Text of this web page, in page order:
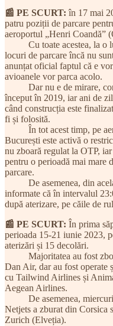
📰 PE SCURT:în 17 mai
patru poziții de parcare
aeroportul „Henri Coandă”
Cu toate acestea, la o
locuri de parcare încă nu
anunțat oficial faptul că e
avioanele vor parca acolo.
Dar nu e de mirare,
început în 2019, iar ani de
când construcția este
fi și folosită.
În tot acest timp, pe
București este activă o
nu zboară regulat la OTP,
pentru o perioadă mai mare
parcare.
De asemenea, din
informate că în intervalul
după aterizare, pe căile de
📰 PE SCURT: În prima
perioada 15-21 iunie 2023,
aterizări și 15 decolări.
Majoritatea au fost
Dan Air, dar au fost operate
cu Tailwind Airlines și
Aegean Airlines.
De asemenea, miercuri,
Netjets a zburat din Corsica
Zurich (Elveția).